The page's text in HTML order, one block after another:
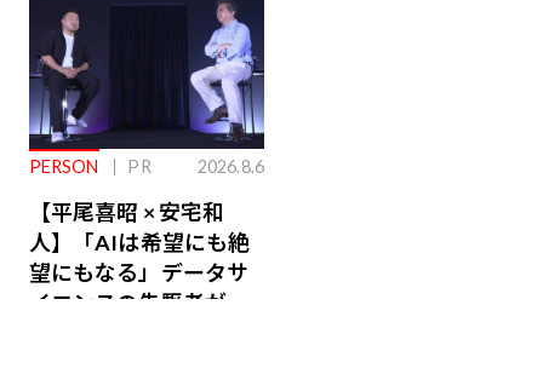
PERSON PR 2026.8.6
【平尾喜昭 × 安宅和
人】「AIは希望にも絶
望にもなる」データサ
イエンスの先駆者が語